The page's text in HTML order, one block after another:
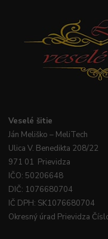
Veselé šitie
Ján Meliško – MeliTech
Ulica V. Benedikta 208/22
971 01 Prievidza
IČO: 50206648
DIČ: 1076680704
IČ DPH: SK1076680704
Okresný úrad Prievidza